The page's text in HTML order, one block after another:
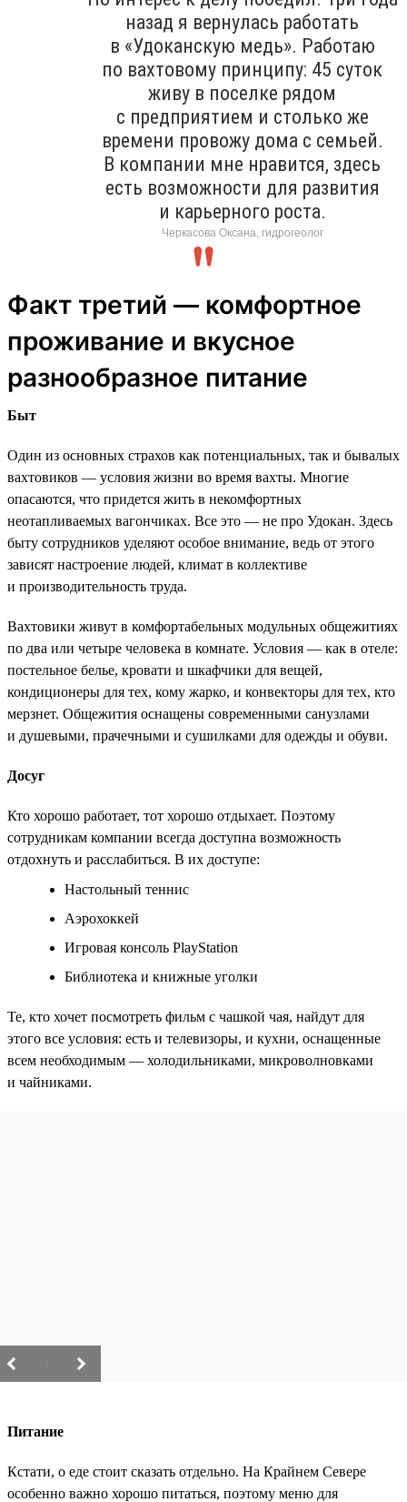
назад я вернулась работать
в «Удоканскую медь». Работаю
по вахтовому принципу: 45 суток
живу в поселке рядом
с предприятием и столько же
времени провожу дома с семьей.
В компании мне нравится, здесь
есть возможности для развития
и карьерного роста.
Черкасова Оксана, гидрогеолог
Факт третий — комфортное
проживание и вкусное
разнообразное питание
Быт
Один из основных страхов как потенциальных, так и бывалых
вахтовиков — условия жизни во время вахты. Многие
опасаются, что придется жить в некомфортных
неотапливаемых вагончиках. Все это — не про Удокан. Здесь
быту сотрудников уделяют особое внимание, ведь от этого
зависят настроение людей, климат в коллективе
и производительность труда.
Вахтовики живут в комфортабельных модульных общежитиях
по два или четыре человека в комнате. Условия — как в отеле:
постельное белье, кровати и шкафчики для вещей,
кондиционеры для тех, кому жарко, и конвекторы для тех, кто
мерзнет. Общежития оснащены современными санузлами
и душевыми, прачечными и сушилками для одежды и обуви.
Досуг
Кто хорошо работает, тот хорошо отдыхает. Поэтому
сотрудникам компании всегда доступна возможность
отдохнуть и расслабиться. В их доступе:
Настольный теннис
Аэрохоккей
Игровая консоль PlayStation
Библиотека и книжные уголки
Те, кто хочет посмотреть фильм с чашкой чая, найдут для
этого все условия: есть и телевизоры, и кухни, оснащенные
всем необходимым — холодильниками, микроволновками
и чайниками.
Питание
Кстати, о еде стоит сказать отдельно. На Крайнем Севере
особенно важно хорошо питаться, поэтому меню для